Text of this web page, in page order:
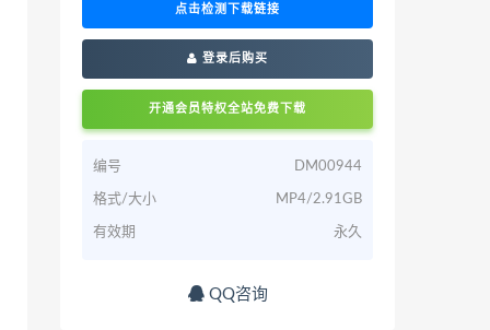
点击检测下载链接
登录后购买
开通会员特权全站免费下载
编号 DM00944
格式/大小 MP4/2.91GB
有效期 永久
QQ咨询